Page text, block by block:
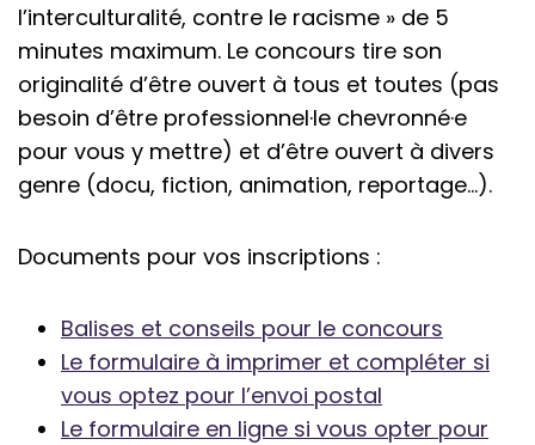
l’interculturalité, contre le racisme » de 5
minutes maximum. Le concours tire son
originalité d’être ouvert à tous et toutes (pas
besoin d’être professionnel·le chevronné·e
pour vous y mettre) et d’être ouvert à divers
genre (docu, fiction, animation, reportage…).
Documents pour vos inscriptions :
Balises et conseils pour le concours
Le formulaire à imprimer et compléter si
vous optez pour l’envoi postal
Le formulaire en ligne si vous opter pour